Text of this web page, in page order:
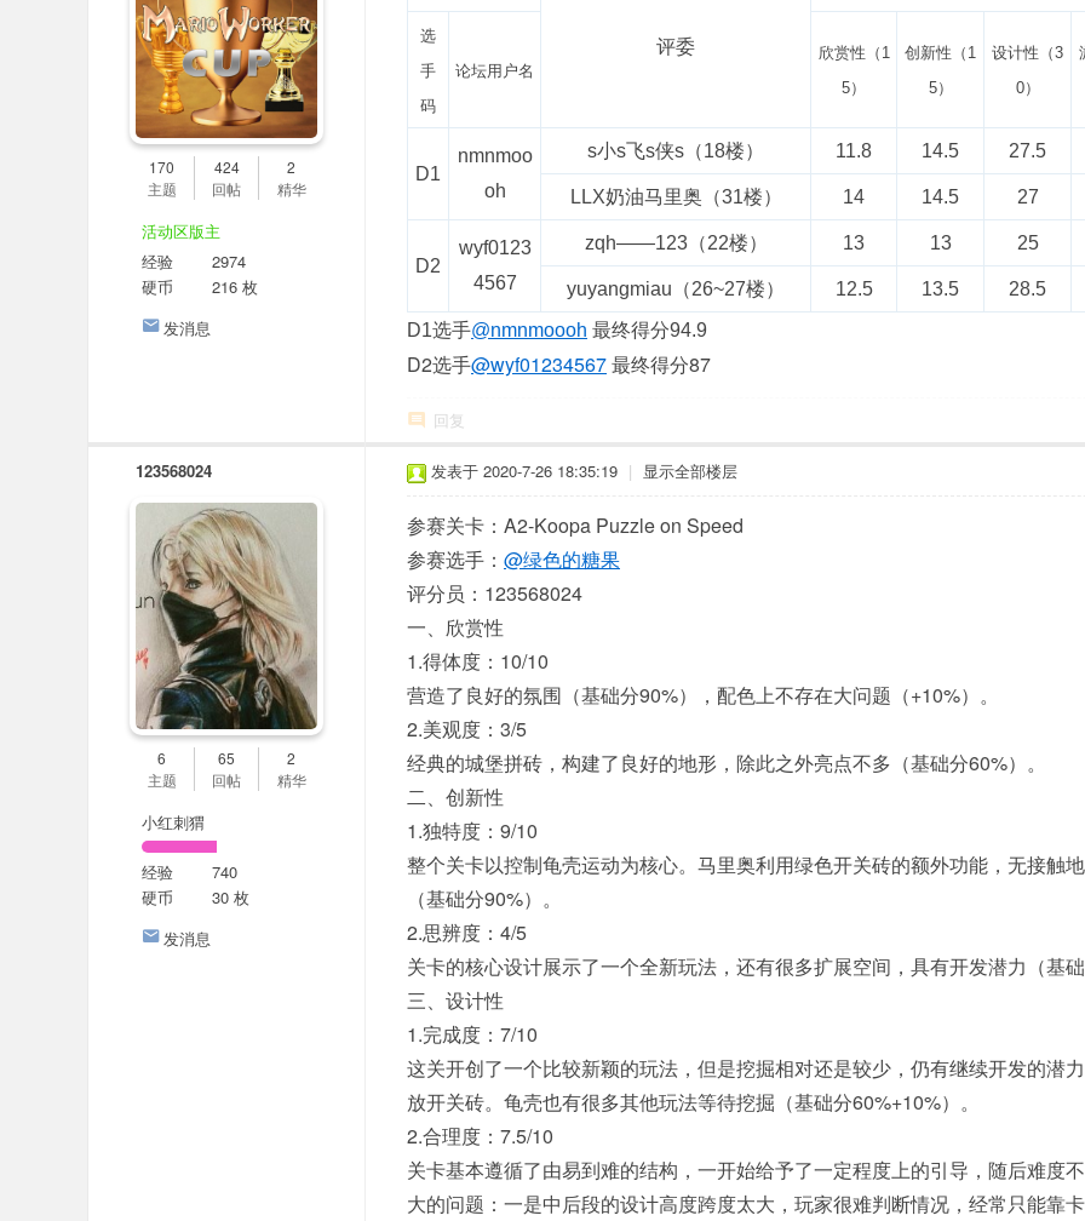
170
主题
424
回帖
2
精华
活动区版主
经验
2974
硬币
216 枚
发消息
评委
选
手
码
论坛用户名
欣赏性（1
5）
创新性（1
5）
设计性（3
0）
D1
nmnmoo
oh
s小s飞s侠s（18楼） 11.8 14.5 27.5
LLX奶油马里奥（31楼） 14 14.5 27
D2
wyf0123
4567
zqh——123（22楼） 13 13 25
yuyangmiau（26~27楼） 12.5 13.5
28.5
D1选手@nmnmoooh 最终得分94.9
D2选手@wyf01234567最终得分87
回复
123568024
6
主题
65
回帖
2
精华
小红刺猬
经验
740
硬币
30 枚
发消息
发表于 2020-7-26 18:35:19 | 显示全部楼层
参赛关卡：A2-Koopa Puzzle on Speed
参赛选手： @绿色的糖果
评分员：123568024
一、欣赏性
1.得体度：10/10
营造了良好的氛围（基础分90%），配色上不存在大问题（+10%）。
2.美观度：3/5
经典的城堡拼砖，构建了良好的地形，除此之外亮点不多（基础分60%）。
二、创新性
1.独特度：9/10
整个关卡以控制龟壳运动为核心。马里奥利用绿色开关砖的额外功能，无接触
（基础分90%）。
2.思辨度：4/5
关卡的核心设计展示了一个全新玩法，还有很多扩展空间，具有开发潜力（基
三、设计性
1.完成度：7/10
这关开创了一个比较新颖的玩法，但是挖掘相对还是较少，仍有继续开发的潜
放开关砖。龟壳也有很多其他玩法等待挖掘（基础分60%+10%）。
2.合理度：7.5/10
关卡基本遵循了由易到难的结构，一开始给予了一定程度上的引导，随后难度
大的问题：一是中后段的设计高度跨度太大，玩家很难判断情况，经常只能靠